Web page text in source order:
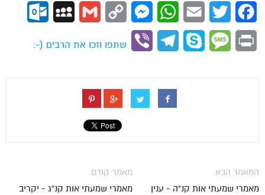
Facebook
Twitter
Email
WhatsApp
Messenger
Copy
Gmail
MySpace
Print
Message
Skype
Telegram
Viber
שתפו וזכו את הרבים (-:
מאמר קודם
מאמרי שמעתי אות קנ"ג - יקריב
המאמר הבא
מאמרי שמעתי אות קנ"ה - ענין